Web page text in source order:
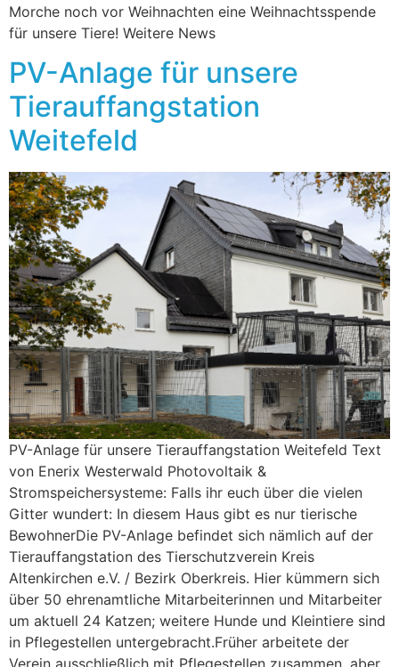
Morche noch vor Weihnachten eine Weihnachtsspende
für unsere Tiere! Weitere News
PV-Anlage für unsere
Tierauffangstation
Weitefeld
PV-Anlage für unsere Tierauffangstation Weitefeld Text
von Enerix Westerwald Photovoltaik &
Stromspeichersysteme: Falls ihr euch über die vielen
Gitter wundert: In diesem Haus gibt es nur tierische
BewohnerDie PV-Anlage befindet sich nämlich auf der
Tierauffangstation des Tierschutzverein Kreis
Altenkirchen e.V. / Bezirk Oberkreis. Hier kümmern sich
über 50 ehrenamtliche Mitarbeiterinnen und Mitarbeiter
um aktuell 24 Katzen; weitere Hunde und Kleintiere sind
in Pflegestellen untergebracht.Früher arbeitete der